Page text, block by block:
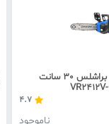
اره زنجیری شارژی براشلس 30 سانت
4.7
ناموجود